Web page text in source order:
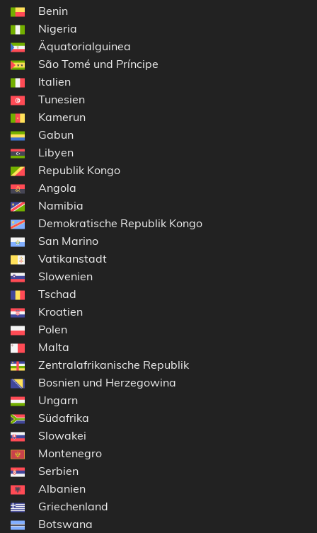
Benin
Nigeria
Äquatorialguinea
São Tomé und Príncipe
Italien
Tunesien
Kamerun
Gabun
Libyen
Republik Kongo
Angola
Namibia
Demokratische Republik Kongo
San Marino
Vatikanstadt
Slowenien
Tschad
Kroatien
Polen
Malta
Zentralafrikanische Republik
Bosnien und Herzegowina
Ungarn
Südafrika
Slowakei
Montenegro
Serbien
Albanien
Griechenland
Botswana